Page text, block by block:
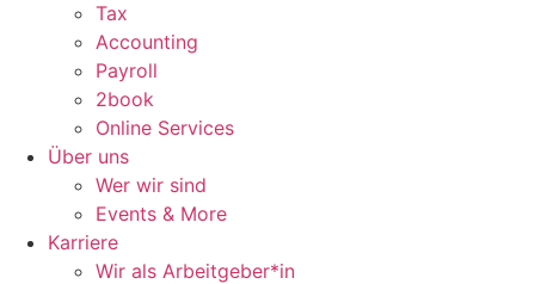
Tax
Accounting
Payroll
2book
Online Services
Über uns
Wer wir sind
Events & More
Karriere
Wir als Arbeitgeber*in